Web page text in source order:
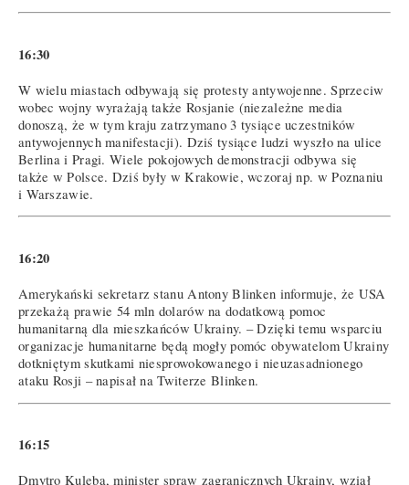
16:30
W wielu miastach odbywają się protesty antywojenne. Sprzeciw
wobec wojny wyrażają także Rosjanie (niezależne media
donoszą, że w tym kraju zatrzymano 3 tysiące uczestników
antywojennych manifestacji). Dziś tysiące ludzi wyszło na ulice
Berlina i Pragi. Wiele pokojowych demonstracji odbywa się
także w Polsce. Dziś były w Krakowie, wczoraj np. w Poznaniu
i Warszawie.
16:20
Amerykański sekretarz stanu Antony Blinken informuje, że USA
przekażą prawie 54 mln dolarów na dodatkową pomoc
humanitarną dla mieszkańców Ukrainy. – Dzięki temu wsparciu
organizacje humanitarne będą mogły pomóc obywatelom Ukrainy
dotkniętym skutkami niesprowokowanego i nieuzasadnionego
ataku Rosji – napisał na Twiterze Blinken.
16:15
Dmytro Kuleba, minister spraw zagranicznych Ukrainy, wziął